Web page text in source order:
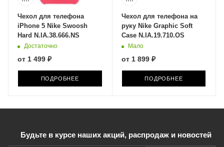
Чехол для телефона
iPhone 5 Nike Swoosh
Hard N.IA.38.666.NS
Достаточно
от 1 499 ₽
ПОДРОБНЕЕ
Чехол для телефона на
руку Nike Graphic Soft
Case N.IA.19.710.OS
Мало
от 1 899 ₽
ПОДРОБНЕЕ
Будьте в курсе наших акций, распродаж и новостей